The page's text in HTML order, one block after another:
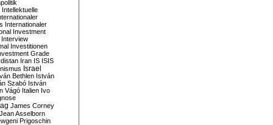
Intellektuelle
Internationaler
Investment
Interview
Investitionen
Grade
Iran IS ISIS
Israel
Bethlen István
Szabó István
Vágó Italien Ivo
James Corney
Jean Asselborn
Prigoschin